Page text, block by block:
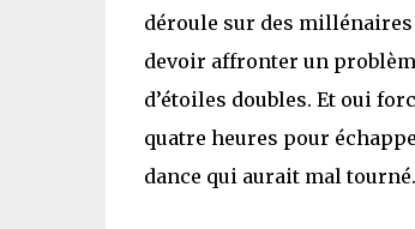
déroule sur des
devoir affronter un
d’étoiles doubles. Et oui
quatre heures pour
dance qui aurait mal tourné.